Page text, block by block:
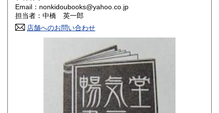
香川県 180円 愛媛県
高知県
180円 長崎県
180円 大分県
180円 鹿児島県
Email：nonkidoubooks@yahoo.co.jp
担当者：中橋 英一郎
店舗へのお問い合わせ